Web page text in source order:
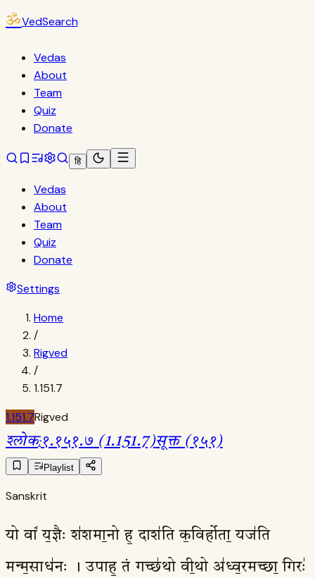
ॐVedSearch
Vedas
About
Team
Quiz
Donate
हि
Vedas
About
Team
Quiz
Donate
Settings
Home
/
Rigved
/
1.151.7
1.151.7Rigved
श्लोक:१.१५१.७ (1.151.7)सूक्त (१५१)
Playlist
Sanskrit
यो वां॑ य॒ज्ञैः श॑शमा॒नो ह॒ दाश॑ति क॒विर्होता॒ यज॑ति
मन्म॒साध॑नः । उपाह॒ तं गच्छ॑थो वी॒थो अ॑ध्व॒रमच्छा॒ गिरः॑